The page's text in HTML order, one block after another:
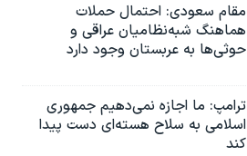
مقام سعودی: احتمال حملات
هماهنگ شبه‌نظامیان عراقی و
حوثی‌ها به عربستان وجود دارد
ترامپ: ما اجازه نمی‌دهیم جمهوری
اسلامی به سلاح هسته‌ای دست پیدا
کند